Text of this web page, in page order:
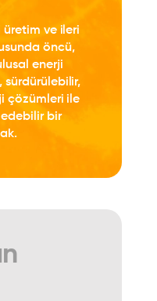
üretim ve ileri
öncü,
enerji
sürdürülebilir,
çözümleri ile
bir